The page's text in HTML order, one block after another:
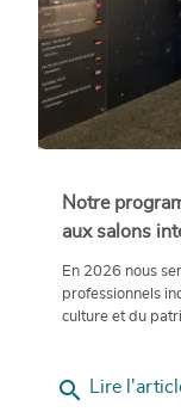
Notre
aux salons
En 2026 nous
professionnels
culture et du
search Lire